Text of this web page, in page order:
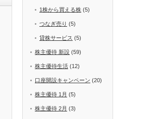
1株から買える株 (5)
つなぎ売り (5)
貸株サービス (5)
株主優待 新設 (59)
株主優待生活 (12)
口座開設キャンペーン (20)
株主優待 1月 (5)
株主優待 2月 (3)